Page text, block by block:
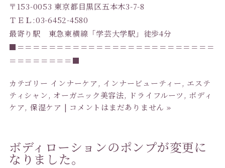
〒153-0053 東京都目黒区五本木3-7-8
ＴＥＬ:03-6452-4580
最寄り駅 東急東横線「学芸大学駅」徒歩4分
■＝＝＝＝＝＝＝＝＝＝＝＝＝＝＝＝＝＝＝＝＝＝＝＝＝
＝＝＝＝＝＝＝＝■
カテゴリー インナーケア, インナービューティー, エステ
ティシャン, オーガニック美容法, ドライフルーツ, ボディ
ケア, 保湿ケア | コメントはまだありません »
ボディローションのポンプが変更に
なりました。